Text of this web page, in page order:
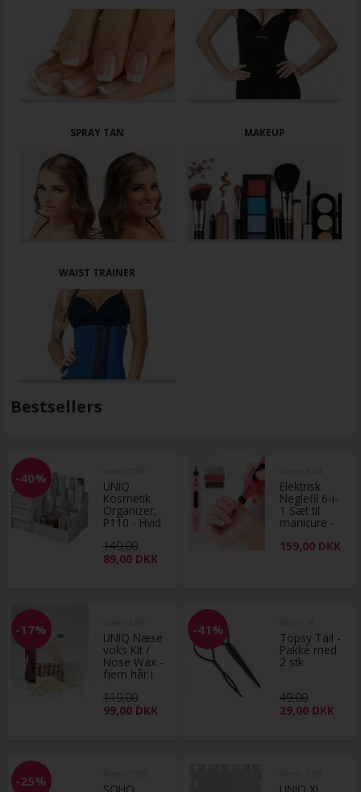
SPRAY TAN MAKEUP
WAIST TRAINER
Bestsellers
-40%
UNIQ
Kosmetik
Organizer,
P110 - Hvid
149,00
89,00 DKK
Elektrisk
Neglefil 6-i-
1 Sæt til
manicure -
159,00 DKK
-17%
UNIQ Næse
voks Kit /
Nose Wax -
fjern hår i
næsen
119,00
99,00 DKK
-41%
Topsy Tail -
Pakke med
2 stk
49,00
29,00 DKK
-25%